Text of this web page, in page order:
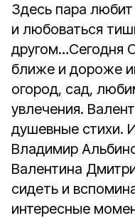
Здесь пара
и любоваться
другом…Сегодня
ближе и дороже
огород, сад,
увлечения.
душевные стихи.
Владимир
Валентина
сидеть и
интересные